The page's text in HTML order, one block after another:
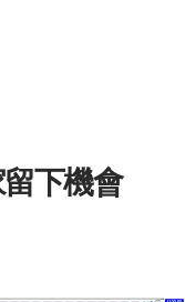
下機會